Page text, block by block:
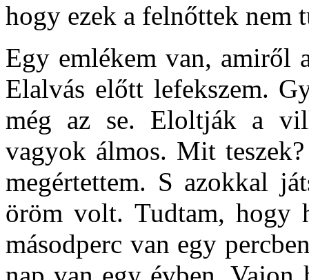
hogy ezek a felnőttek nem
Egy emlékem van, amiről
Elalvás előtt lefekszem.
még az se. Eloltják a
vagyok álmos. Mit
megértettem. S azokkal
öröm volt. Tudtam, hogy
másodperc van egy